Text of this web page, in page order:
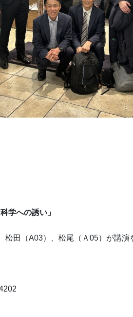
学への誘い」
）、松尾（Ａ05）が講演を